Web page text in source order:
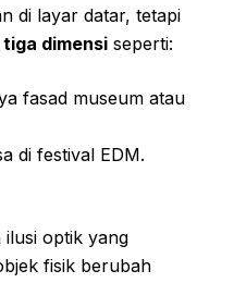
di layar datar, tetapi
tiga dimensi seperti:
fasad museum atau
di festival EDM.
ilusi optik yang
fisik berubah